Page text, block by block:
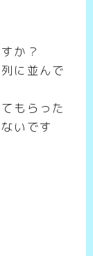
か？
に並んで
もらった
いです